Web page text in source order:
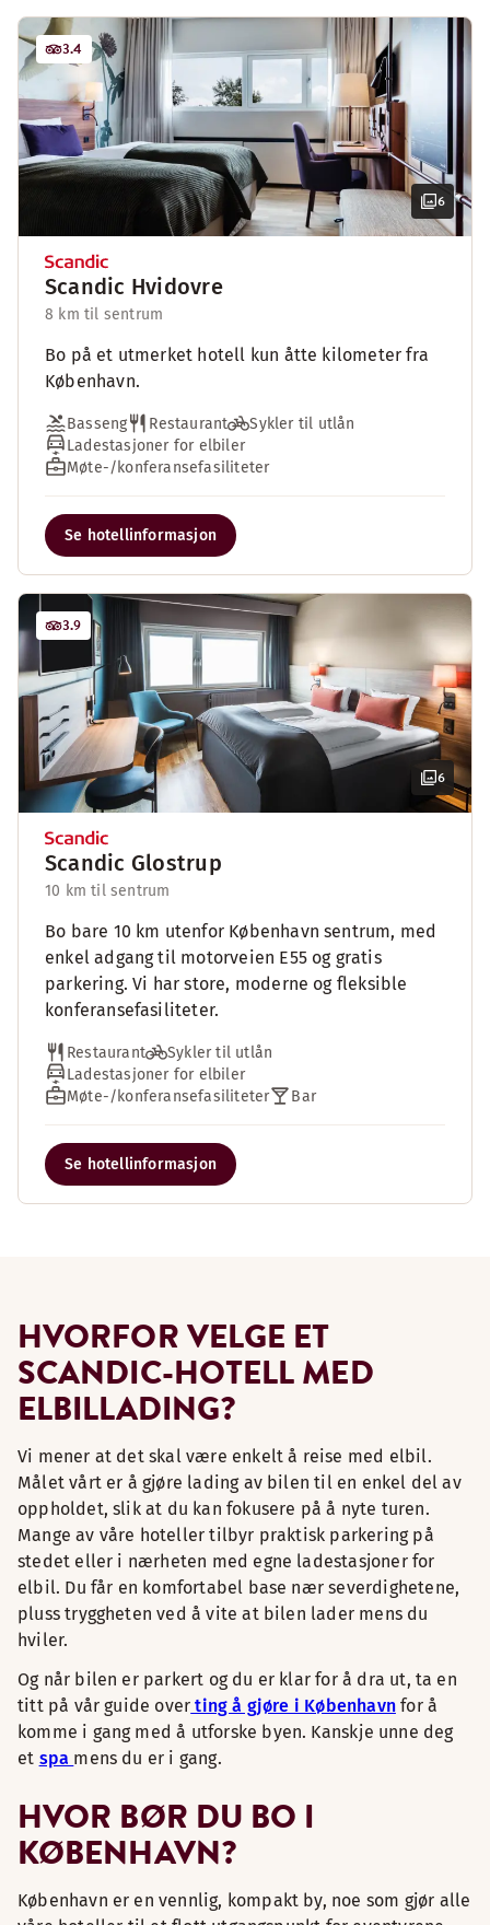
6
3.4
Scandic Hvidovre
8 km til sentrum
Bo på et utmerket hotell kun åtte kilometer fra
København.
Basseng Restaurant
Sykler til utlån
Ladestasjoner for elbiler
Møte-/konferansefasiliteter
Se hotellinformasjon
6
3.9
Scandic Glostrup
10 km til sentrum
Bo bare 10 km utenfor København sentrum, med
enkel adgang til motorveien E55 og gratis
parkering. Vi har store, moderne og fleksible
konferansefasiliteter.
Restaurant
Sykler til utlån
Ladestasjoner for elbiler
Møte-/konferansefasiliteter
Bar
Se hotellinformasjon
HVORFOR VELGE ET
SCANDIC-HOTELL MED
ELBILLADING?
Vi mener at det skal være enkelt å reise med elbil.
Målet vårt er å gjøre lading av bilen til en enkel del av
oppholdet, slik at du kan fokusere på å nyte turen.
Mange av våre hoteller tilbyr praktisk parkering på
stedet eller i nærheten med egne ladestasjoner for
elbil. Du får en komfortabel base nær severdighetene,
pluss tryggheten ved å vite at bilen lader mens du
hviler.
Og når bilen er parkert og du er klar for å dra ut, ta en
titt på vår guide over ting å gjøre i Københavnfor å
komme i gang med å utforske byen. Kanskje unne deg
et spa mens du er i gang.
HVOR BØR DU BO I
KØBENHAVN?
København er en vennlig, kompakt by, noe som gjør alle